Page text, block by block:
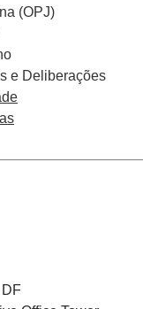
(OPJ)
e Deliberações